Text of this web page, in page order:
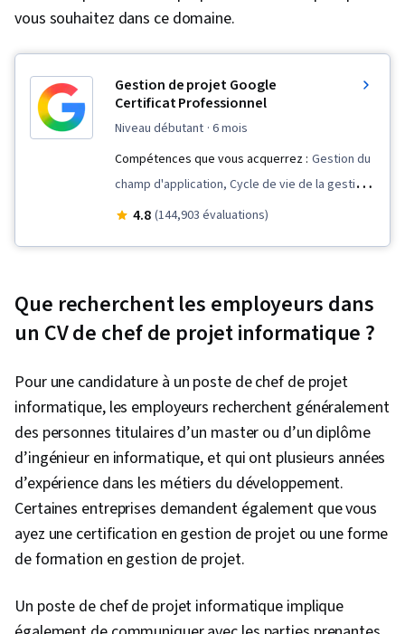
vous souhaitez dans ce domaine.
Gestion de projet Google
Certificat Professionnel
niveau débutant · 6 mois
Compétences que vous acquerrez : Gestion du
champ d'application, Cycle de vie de la gestion
de projet, Compétences en matière
Qualité des produits (AQ/CQ), Rétrospectives
de sprint, Arriérés, Gestion de projet agile,
Leadership d'équipe, Clôture du projet, Gestion
de projet, Définition du champ d'application du
projet, Gestion du changement,
Développement logiciel agile, Témoignage de
l'utilisateur, Feuilles de route des produits,
Planification du sprint, Résolution de
problèmes, Coach, Logiciel de gestion de
projet, Changement organisationnel,
Établissement de priorités, Esprit d'équipe,
4.8 (144,903 évaluations)
Que recherchent les employeurs dans
un CV de chef de projet informatique ?
Pour une candidature à un poste de chef de projet
informatique, les employeurs recherchent généralement
des personnes titulaires d’un master ou d’un diplôme
d’ingénieur en informatique, et qui ont plusieurs années
d’expérience dans les métiers du développement.
Certaines entreprises demandent également que vous
ayez une certification en gestion de projet ou une forme
de formation en gestion de projet.
Un poste de chef de projet informatique implique